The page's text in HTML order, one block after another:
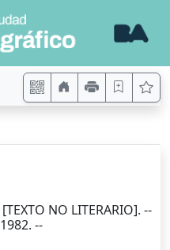
[TEXTO NO LITERARIO]. --
1982. --